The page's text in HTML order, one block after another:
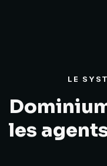
LE
les